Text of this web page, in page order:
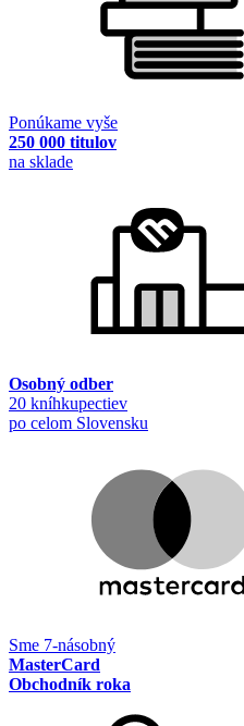
Ponúkame vyše
250 000 titulov
na sklade
Osobný odber
20 kníhkupectiev
po celom Slovensku
Sme 7-násobný
MasterCard
Obchodník roka